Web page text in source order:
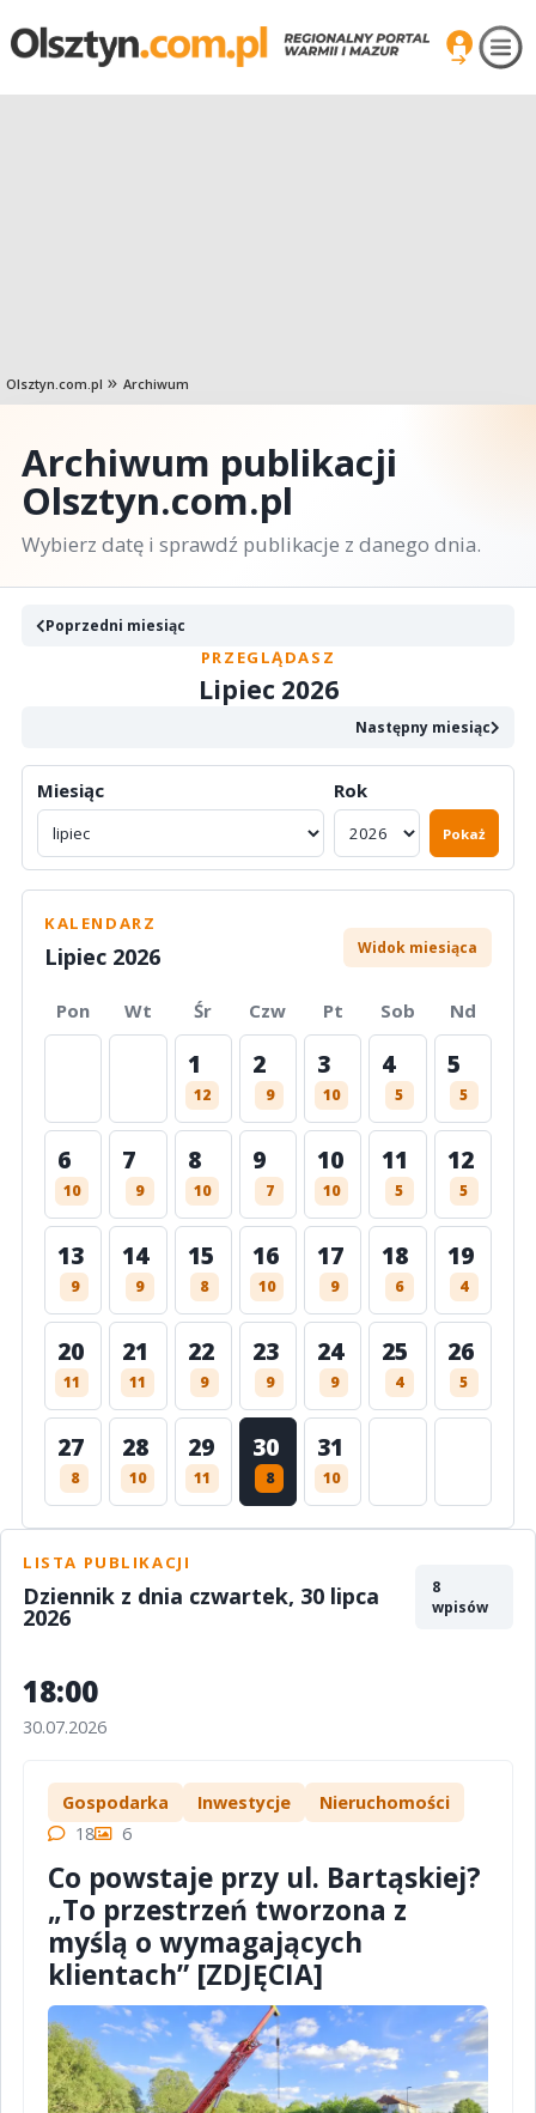
Olsztyn.com.pl Archiwum
Archiwum publikacji
Olsztyn.com.pl
Wybierz datę i sprawdź publikacje z danego dnia.
Poprzedni miesiąc
PRZEGLĄDASZ
Lipiec 2026
Następny miesiąc
Miesiąc Rok
Pokaż
KALENDARZ
Lipiec 2026 Widok miesiąca
Pon Wt Śr Czw Pt Sob Nd
1
12
2
9
3
10
4
5
5
5
6
10
7
9
8
10
9
7
10
10
11
5
12
5
13
9
14
9
15
8
16
10
17
9
18
6
19
4
20
11
21
11
22
9
23
9
24
9
25
4
26
5
27
8
28
10
29
11
30
8
31
10
LISTA PUBLIKACJI
Dziennik z dnia czwartek, 30 lipca
2026
8
wpisów
18:00
30.07.2026
Gospodarka Inwestycje
Nieruchomości
18
6
Co powstaje przy ul. Bartąskiej?
„To przestrzeń tworzona z
myślą o wymagających
klientach” [ZDJĘCIA]